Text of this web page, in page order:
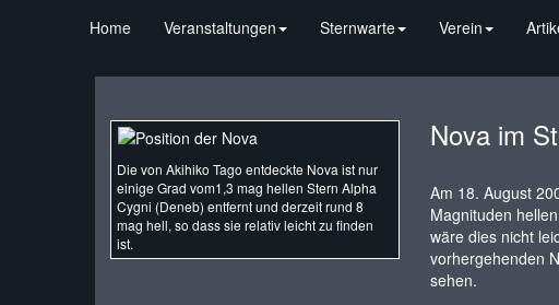
Home Veranstaltungen Sternwarte Verein
Die von Akihiko Tago entdeckte Nova ist nur
einige Grad vom1,3 mag hellen Stern Alpha
Cygni (Deneb) entfernt und derzeit rund 8
mag hell, so dass sie relativ leicht zu finden
ist.
Nova im
Am 18. August
Magnituden
wäre dies nicht
vorhergehenden
sehen.